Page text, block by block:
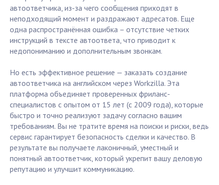
автоответчика, из-за чего сообщения приходят в
неподходящий момент и раздражают адресатов. Еще
одна распространённая ошибка – отсутствие четких
инструкций в тексте автоответа, что приводит к
недопониманию и дополнительным звонкам.
Но есть эффективное решение — заказать создание
автоответчика на английском через Workzilla. Эта
платформа объединяет проверенных фриланс-
специалистов с опытом от 15 лет (с 2009 года), которые
быстро и точно реализуют задачу согласно вашим
требованиям. Вы не тратите время на поиски и риски, ведь
сервис гарантирует безопасность сделки и качество. В
результате вы получаете лаконичный, уместный и
понятный автоответчик, который укрепит вашу деловую
репутацию и улучшит коммуникацию.